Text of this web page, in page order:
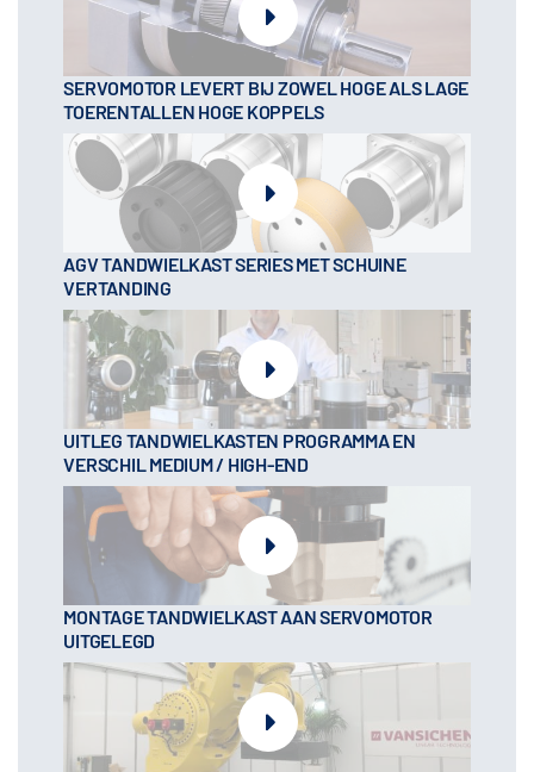
SERVOMOTOR LEVERT BIJ ZOWEL HOGE ALS LAGE
TOERENTALLEN HOGE KOPPELS
AGV TANDWIELKAST SERIES MET SCHUINE
VERTANDING
UITLEG TANDWIELKASTEN PROGRAMMA EN
VERSCHIL MEDIUM / HIGH-END
MONTAGE TANDWIELKAST AAN SERVOMOTOR
UITGELEGD